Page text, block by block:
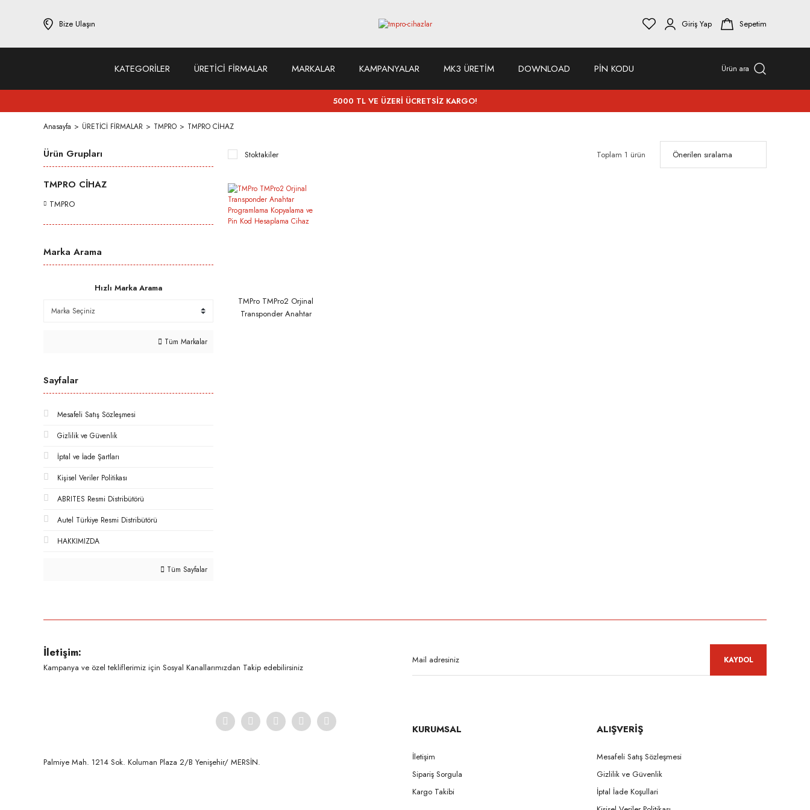
Bize Ulaşın Giriş Yap Sepetim
KATEGORİLER ÜRETİCİ FİRMALAR MARKALAR KAMPANYALAR MK3 ÜRETİM DOWNLOAD PİN KODU Ürün ara
5000 TL VE ÜZERİ ÜCRETSİZ KARGO!
Anasayfa ÜRETİCİ FİRMALAR TMPRO TMPRO CİHAZ
Ürün Grupları
TMPRO CİHAZ
TMPRO
Marka Arama
Hızlı Marka Arama
Tüm Markalar
Sayfalar
Mesafeli Satış Sözleşmesi
Gizlilik ve Güvenlik
İptal ve İade Şartları
Kişisel Veriler Politikası
ABRITES Resmi Distribütörü
Autel Türkiye Resmi Distribütörü
HAKKIMIZDA
Tüm Sayfalar
Stoktakiler Toplam 1 ürün
TMPro TMPro2 Orjinal
Transponder Anahtar
İletişim:
Kampanya ve özel tekliflerimiz için Sosyal Kanallarımızdan Takip edebilirsiniz
KAYDOL
Palmiye Mah. 1214 Sok. Koluman Plaza 2/B Yenişehir/ MERSİN.ㅤㅤㅤㅤㅤㅤㅤㅤㅤㅤㅤㅤㅤㅤㅤㅤㅤㅤㅤㅤㅤㅤㅤㅤㅤㅤㅤㅤㅤㅤㅤㅤㅤㅤㅤ ㅤㅤㅤㅤㅤㅤㅤㅤㅤㅤ
KURUMSAL
İletişim
Sipariş Sorgula
Kargo Takibi
ALIŞVERİŞ
Mesafeli Satış Sözleşmesi
Gizlilik ve Güvenlik
İptal İade Koşullari